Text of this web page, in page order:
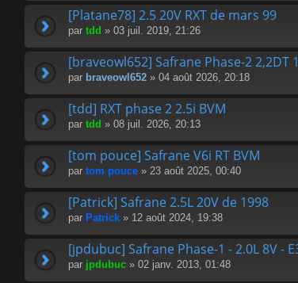
[Platane78] 2.5 20V RXT de mars 99
par tdd » 03 juil. 2019, 21:26
[braveowl652] Safrane Phase-2 2,2DT
par braveowl652 » 04 août 2026, 20:18
[tdd] RXT phase 2 2.5i BVM
par tdd » 08 juil. 2026, 20:13
[tom pouce] Safrane V6i RT BVM
par tom pouce » 23 août 2025, 00:40
[Patrick] Safrane 2.5L 20V de 1998
par Patrick » 12 août 2024, 19:38
[jpdubuc] Safrane Phase-1 - 2.0L 8V -
par jpdubuc » 02 janv. 2013, 01:48